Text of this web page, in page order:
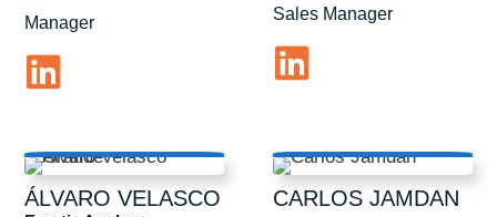
Manager
Sales Manager
ÁLVARO VELASCO CARLOS JAMDAN